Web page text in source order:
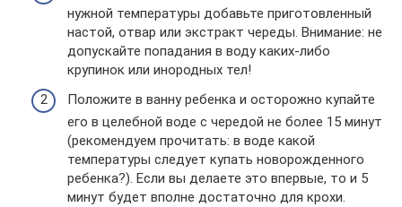
нужной температуры добавьте приготовленный
настой, отвар или экстракт череды. Внимание: не
допускайте попадания в воду каких-либо
крупинок или инородных тел!
Положите в ванну ребенка и осторожно купайте
его в целебной воде с чередой не более 15 минут
(рекомендуем прочитать: в воде какой
температуры следует купать новорожденного
ребенка?). Если вы делаете это впервые, то и 5
минут будет вполне достаточно для крохи.